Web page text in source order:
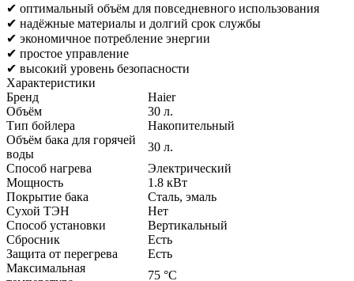
✔ оптимальный объём для повседневного использования
✔ надёжные материалы и долгий срок службы
✔ экономичное потребление энергии
✔ простое управление
✔ высокий уровень безопасности
Характеристики
Бренд
Haier
Объём
30 л.
Тип бойлера
Накопительный
Объём бака для горячей
воды
30 л.
Способ нагрева
Электрический
Мощность
1.8 кВт
Покрытие бака
Cталь, эмаль
Сухой ТЭН
Нет
Способ установки
Вертикальный
Сбросник
Есть
Защита от перегрева
Есть
Максимальная
75 °C